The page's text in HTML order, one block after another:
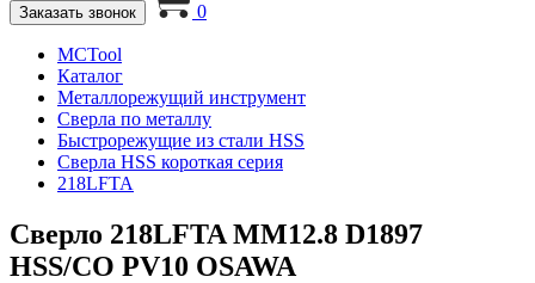
Заказать звонок 0
MCTool
Каталог
Металлорежущий инструмент
Сверла по металлу
Быстрорежущие из стали HSS
Сверла HSS короткая серия
218LFTA
Сверло 218LFTA MM12.8 D1897
HSS/CO PV10 OSAWA